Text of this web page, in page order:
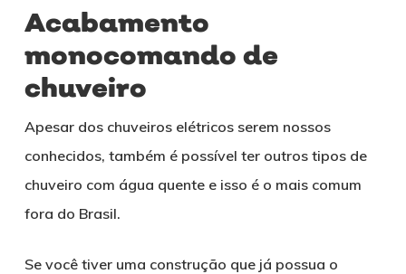
Acabamento
monocomando de
chuveiro
Apesar dos chuveiros elétricos serem nossos
conhecidos, também é possível ter outros tipos de
chuveiro com água quente e isso é o mais comum
fora do Brasil.
Se você tiver uma construção que já possua o